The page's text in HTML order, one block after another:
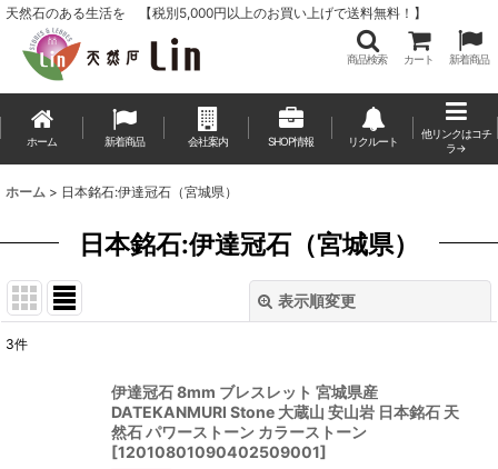
天然石のある生活を 【税別5,000円以上のお買い上げで送料無料！】
商品検索 カート 新着商品
ホーム 新着商品 会社案内 SHOP情報 リクルート
他リンクはコチ
ラ→
ホーム > 日本銘石:伊達冠石（宮城県）
日本銘石:伊達冠石（宮城県）
表示順変更
3件
伊達冠石 8mm ブレスレット 宮城県産
DATEKANMURI Stone 大蔵山 安山岩 日本銘石 天
然石 パワーストーン カラーストーン
[12010801090402509001]